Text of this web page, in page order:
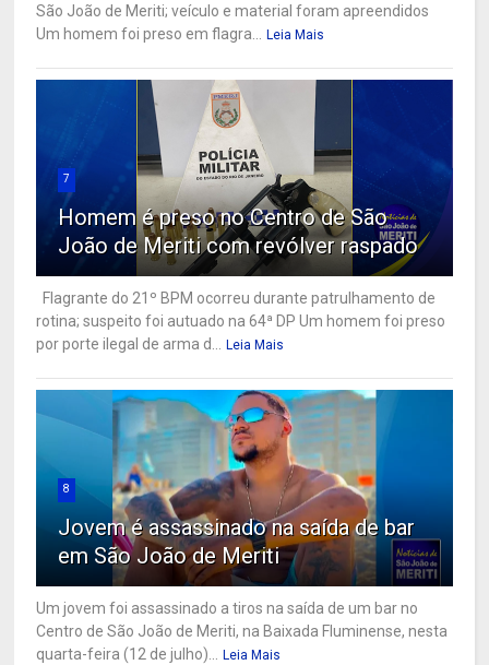
São João de Meriti; veículo e material foram apreendidos
Um homem foi preso em flagra... Leia Mais
7
Homem é preso no Centro de São
João de Meriti com revólver raspado
Flagrante do 21º BPM ocorreu durante patrulhamento de
rotina; suspeito foi autuado na 64ª DP Um homem foi preso
por porte ilegal de arma d... Leia Mais
8
Jovem é assassinado na saída de bar
em São João de Meriti
Um jovem foi assassinado a tiros na saída de um bar no
Centro de São João de Meriti, na Baixada Fluminense, nesta
quarta-feira (12 de julho)... Leia Mais